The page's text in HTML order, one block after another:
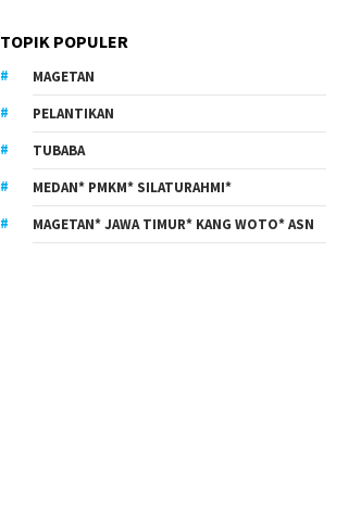
TOPIK POPULER
MAGETAN
PELANTIKAN
TUBABA
MEDAN* PMKM* SILATURAHMI*
MAGETAN* JAWA TIMUR* KANG WOTO* ASN